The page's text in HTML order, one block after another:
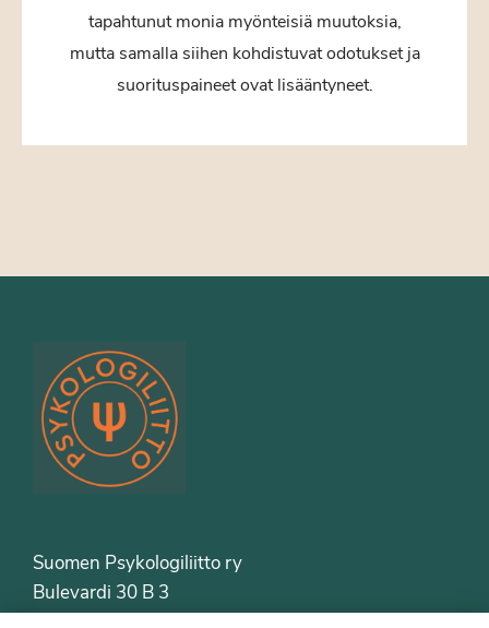
tapahtunut monia myönteisiä muutoksia,
mutta samalla siihen kohdistuvat odotukset ja
suorituspaineet ovat lisääntyneet.
Suomen Psykologiliitto ry
Bulevardi 30 B 3